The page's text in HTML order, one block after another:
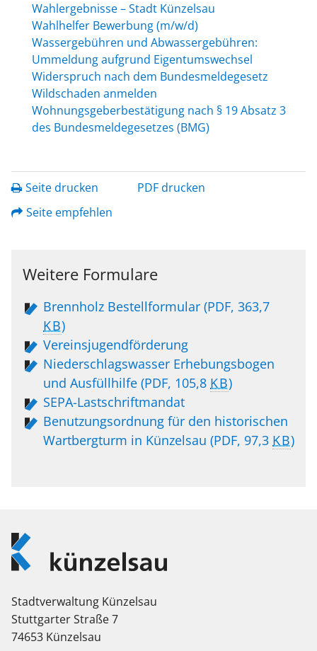
Wahlergebnisse – Stadt Künzelsau
Wahlhelfer Bewerbung (m/w/d)
Wassergebühren und Abwassergebühren:
Ummeldung aufgrund Eigentumswechsel
Widerspruch nach dem Bundesmeldegesetz
Wildschaden anmelden
Wohnungsgeberbestätigung nach § 19 Absatz 3
des Bundesmeldegesetzes (BMG)
Seite drucken
PDF drucken
Seite empfehlen
Weitere Formulare
Brennholz Bestellformular (PDF, 363,7
KB)
Vereinsjugendförderung
Niederschlagswasser Erhebungsbogen
und Ausfüllhilfe (PDF, 105,8 KB)
SEPA-Lastschriftmandat
Benutzungsordnung für den historischen
Wartbergturm in Künzelsau(PDF, 97,3 KB)
Logo
Künzelsau
Stadtverwaltung Künzelsau
Stuttgarter Straße 7
74653 Künzelsau